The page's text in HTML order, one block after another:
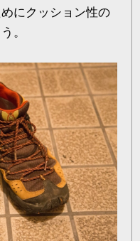
にクッション性の
。